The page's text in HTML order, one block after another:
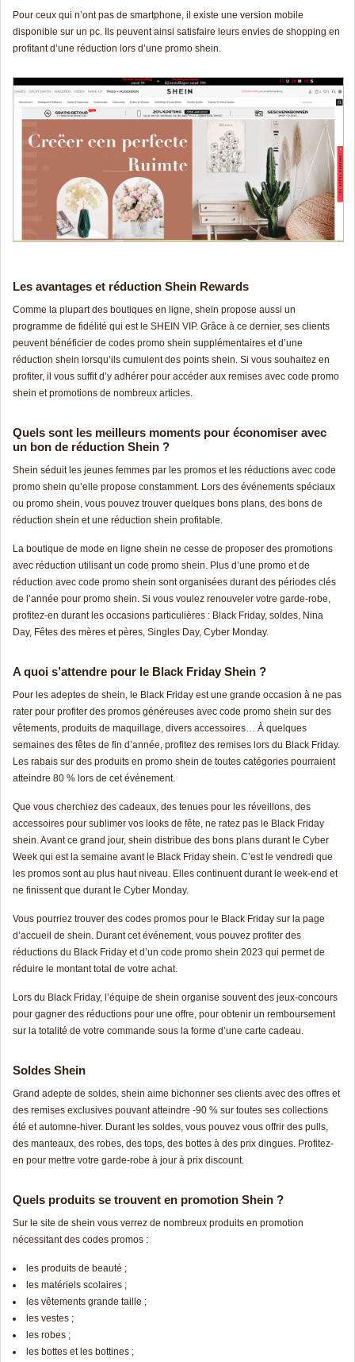
Pour ceux qui n’ont pas de smartphone, il existe une version mobile
disponible sur un pc. Ils peuvent ainsi satisfaire leurs envies de shopping en
profitant d’une réduction lors d’une promo shein.
Les avantages et réduction Shein Rewards
Comme la plupart des boutiques en ligne, shein propose aussi un
programme de fidélité qui est le SHEIN VIP. Grâce à ce dernier, ses clients
peuvent bénéficier de codes promo shein supplémentaires et d’une
réduction shein lorsqu’ils cumulent des points shein. Si vous souhaitez en
profiter, il vous suffit d’y adhérer pour accéder aux remises avec code promo
shein et promotions de nombreux articles.
Quels sont les meilleurs moments pour économiser avec
un bon de réduction Shein ?
Shein séduit les jeunes femmes par les promos et les réductions avec code
promo shein qu’elle propose constamment. Lors des événements spéciaux
ou promo shein, vous pouvez trouver quelques bons plans, des bons de
réduction shein et une réduction shein profitable.
La boutique de mode en ligne shein ne cesse de proposer des promotions
avec réduction utilisant un code promo shein. Plus d’une promo et de
réduction avec code promo shein sont organisées durant des périodes clés
de l’année pour promo shein. Si vous voulez renouveler votre garde-robe,
profitez-en durant les occasions particulières : Black Friday, soldes, Nina
Day, Fêtes des mères et pères, Singles Day, Cyber Monday.
A quoi s’attendre pour le Black Friday Shein ?
Pour les adeptes de shein, le Black Friday est une grande occasion à ne pas
rater pour profiter des promos généreuses avec code promo shein sur des
vêtements, produits de maquillage, divers accessoires… À quelques
semaines des fêtes de fin d’année, profitez des remises lors du Black Friday.
Les rabais sur des produits en promo shein de toutes catégories pourraient
atteindre 80 % lors de cet événement.
Que vous cherchiez des cadeaux, des tenues pour les réveillons, des
accessoires pour sublimer vos looks de fête, ne ratez pas le Black Friday
shein. Avant ce grand jour, shein distribue des bons plans durant le Cyber
Week qui est la semaine avant le Black Friday shein. C’est le vendredi que
les promos sont au plus haut niveau. Elles continuent durant le week-end et
ne finissent que durant le Cyber Monday.
Vous pourriez trouver des codes promos pour le Black Friday sur la page
d’accueil de shein. Durant cet événement, vous pouvez profiter des
réductions du Black Friday et d’un code promo shein 2023 qui permet de
réduire le montant total de votre achat.
Lors du Black Friday, l’équipe de shein organise souvent des jeux-concours
pour gagner des réductions pour une offre, pour obtenir un remboursement
sur la totalité de votre commande sous la forme d’une carte cadeau.
Soldes Shein
Grand adepte de soldes, shein aime bichonner ses clients avec des offres et
des remises exclusives pouvant atteindre -90 % sur toutes ses collections
été et automne-hiver. Durant les soldes, vous pouvez vous offrir des pulls,
des manteaux, des robes, des tops, des bottes à des prix dingues. Profitez-
en pour mettre votre garde-robe à jour à prix discount.
Quels produits se trouvent en promotion Shein ?
Sur le site de shein vous verrez de nombreux produits en promotion
nécessitant des codes promos :
les produits de beauté ;
les matériels scolaires ;
les vêtements grande taille ;
les vestes ;
les robes ;
les bottes et les bottines ;